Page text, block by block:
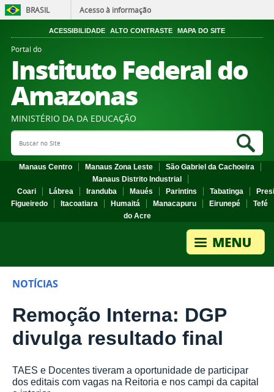
BRASIL Acesso à informação
ACESSIBILIDADE ALTO CONTRASTE MAPA DO SITE
Portal do
Instituto Federal do
Amazonas
MINISTÉRIO DA DA EDUCAÇÃO
Search Site
Manaus Centro Manaus Zona Leste
São Gabriel da Cachoeira
Manaus Distrito Industrial
Coari
Lábrea Iranduba Maués Parintins Tabatinga
Figueiredo
Itacoatiara Humaitá Manacapuru Eirunepé
Tefé
do Acre
NOTÍCIAS
Remoção Interna: DGP
divulga resultado final
TAES e Docentes tiveram a oportunidade de participar
dos editais com vagas na Reitoria e nos campi da capital